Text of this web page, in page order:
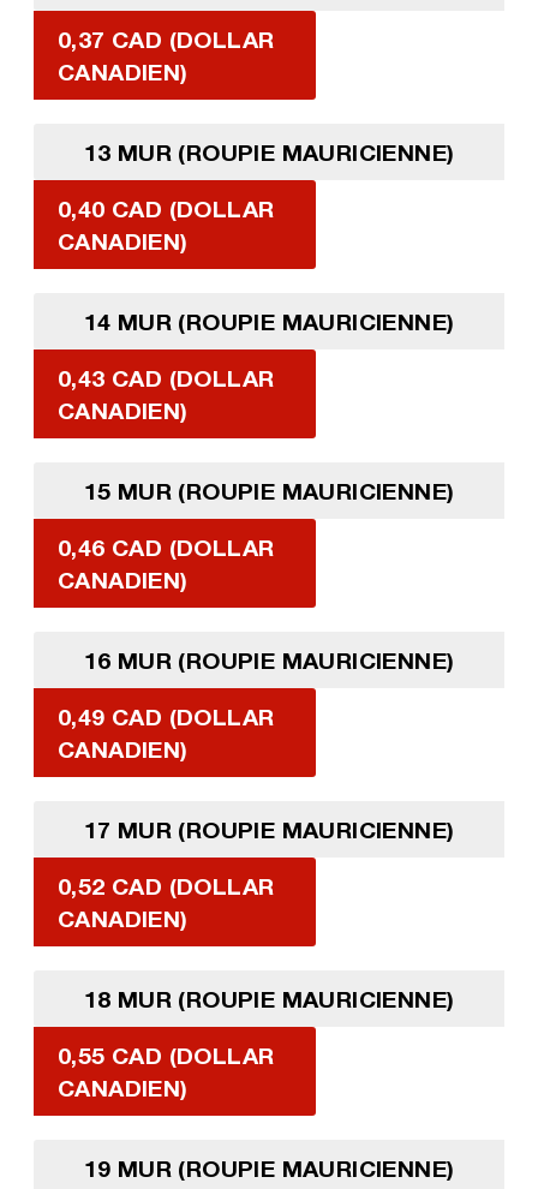
0,37 CAD (DOLLAR
CANADIEN)
13 MUR (ROUPIE MAURICIENNE)
0,40 CAD (DOLLAR
CANADIEN)
14 MUR (ROUPIE MAURICIENNE)
0,43 CAD (DOLLAR
CANADIEN)
15 MUR (ROUPIE MAURICIENNE)
0,46 CAD (DOLLAR
CANADIEN)
16 MUR (ROUPIE MAURICIENNE)
0,49 CAD (DOLLAR
CANADIEN)
17 MUR (ROUPIE MAURICIENNE)
0,52 CAD (DOLLAR
CANADIEN)
18 MUR (ROUPIE MAURICIENNE)
0,55 CAD (DOLLAR
CANADIEN)
19 MUR (ROUPIE MAURICIENNE)